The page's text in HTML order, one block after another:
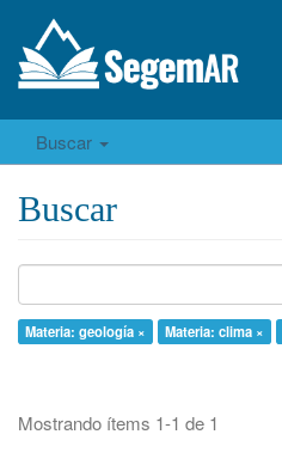
Buscar
Buscar
Materia: geología × Materia: clima ×
Mostrando ítems 1-1 de 1